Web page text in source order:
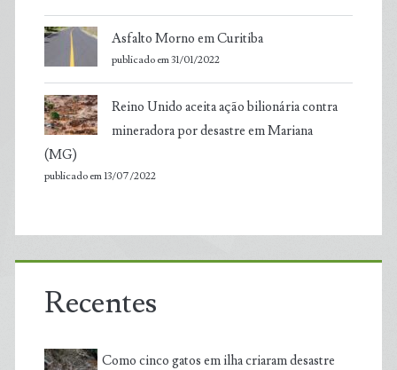
Asfalto Morno em Curitiba
publicado em 31/01/2022
Reino Unido aceita ação bilionária contra
mineradora por desastre em Mariana
(MG)
publicado em 13/07/2022
Recentes
Como cinco gatos em ilha criaram desastre